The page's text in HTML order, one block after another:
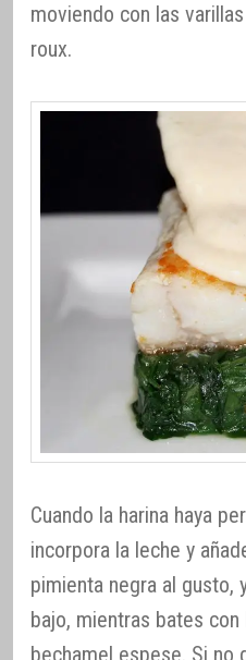
moviendo con las
roux.
Cuando la harina haya
incorpora la leche y
pimienta negra al gusto,
bajo, mientras bates
bechamel espese. Si no